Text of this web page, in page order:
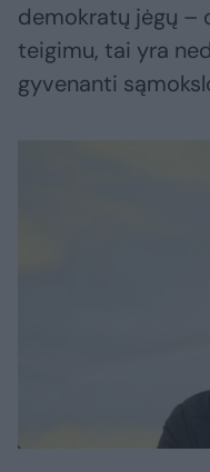
demokratų jėgų –
teigimu, tai yra
gyvenanti